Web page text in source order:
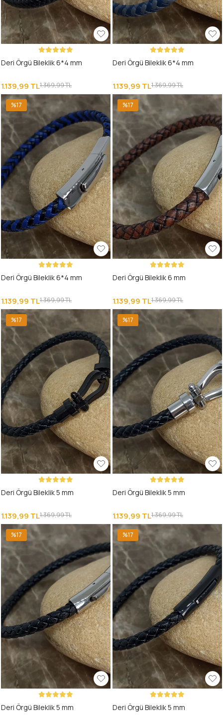
Deri Örgü Bileklik 6*4 mm
1.139,99 TL1.369,99 TL
Deri Örgü Bileklik 6*4 mm
1.139,99 TL1.369,99 TL
%17
Deri Örgü Bileklik 6*4 mm
1.139,99 TL1.369,99 TL
%17
Deri Örgü Bileklik 6 mm
1.139,99 TL1.369,99 TL
%17
Deri Örgü Bileklik 5 mm
1.139,99 TL1.369,99 TL
%17
Deri Örgü Bileklik 5 mm
1.139,99 TL1.369,99 TL
%17
Deri Örgü Bileklik 5 mm
%17
Deri Örgü Bileklik 5 mm